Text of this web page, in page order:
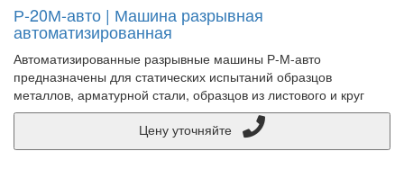
Р-20М-авто | Машина разрывная
автоматизированная
Автоматизированные разрывные машины Р-М-авто
предназначены для статических испытаний образцов
металлов, арматурной стали, образцов из листового и круг